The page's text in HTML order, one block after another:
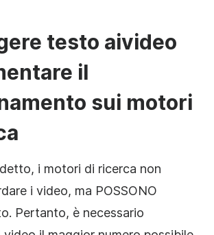
testo aivideo
il
sui motori
i motori di ricerca non
i video, ma POSSONO
Pertanto, è necessario